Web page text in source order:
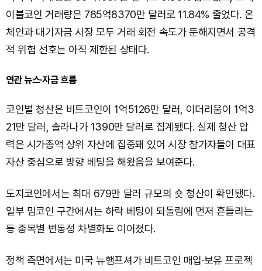
이블코인 거래량은 785억8370만 달러로 11.84% 줄었다. 온
체인과 대기자금 시장 모두 거래 회전 속도가 둔해지면서 공격
적 위험 선호는 아직 제한된 상태다.
연관 뉴스·자금 흐름
코인별 청산은 비트코인이 1억5126만 달러, 이더리움이 1억3
21만 달러, 솔라나가 1390만 달러로 집계됐다. 실제 청산 압
력은 시가총액 상위 자산에 집중돼 있어 시장 참가자들이 대표
자산 중심으로 방향 베팅을 해왔음을 보여준다.
도지코인에서는 최대 679만 달러 규모의 숏 청산이 확인됐다.
일부 밈코인 구간에서는 하락 베팅이 되돌림에 먼저 흔들리는
등 종목별 변동성 차별화도 이어졌다.
정책 측면에서는 미국 뉴햄프셔가 비트코인 매입·보유 프로젝